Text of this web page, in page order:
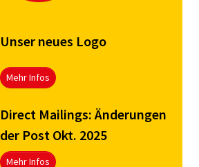
Unser neues Logo
Mehr Infos
Direct Mailings: Änderungen
der Post Okt. 2025
Mehr Infos